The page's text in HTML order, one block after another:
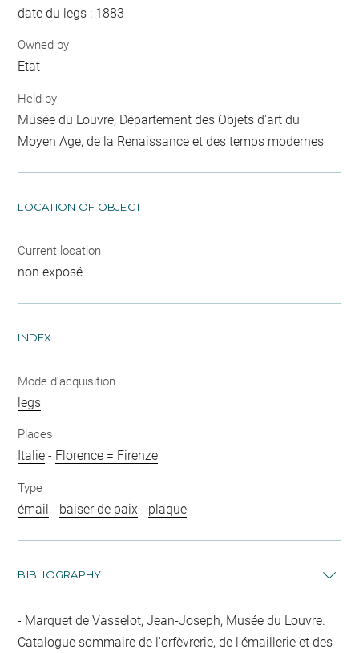
date du legs : 1883
Owned by
Etat
Held by
Musée du Louvre, Département des Objets d'art du
Moyen Age, de la Renaissance et des temps modernes
LOCATION OF OBJECT
Current location
non exposé
INDEX
Mode d'acquisition
legs
Places
Italie - Florence = Firenze
Type
émail - baiser de paix - plaque
BIBLIOGRAPHY
Marquet de Vasselot, Jean-Joseph, Musée du Louvre.
Catalogue sommaire de l'orfèvrerie, de l'émaillerie et des